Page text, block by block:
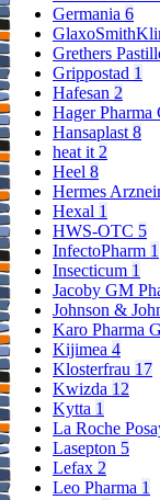
Germania 6
Grethers
Grippostad 1
Hafesan 2
Hager Pharma
Hansaplast8
heat it2
Heel 8
Hermes
Hexal 1
HWS-OTC 5
InfectoPharm 1
Insecticum 1
Jacoby GM
Johnson &
Karo Pharma
Kijimea 4
Klosterfrau 17
Kwizda 12
Kytta 1
La Roche
Lasepton 5
Lefax 2
Leo Pharma 1